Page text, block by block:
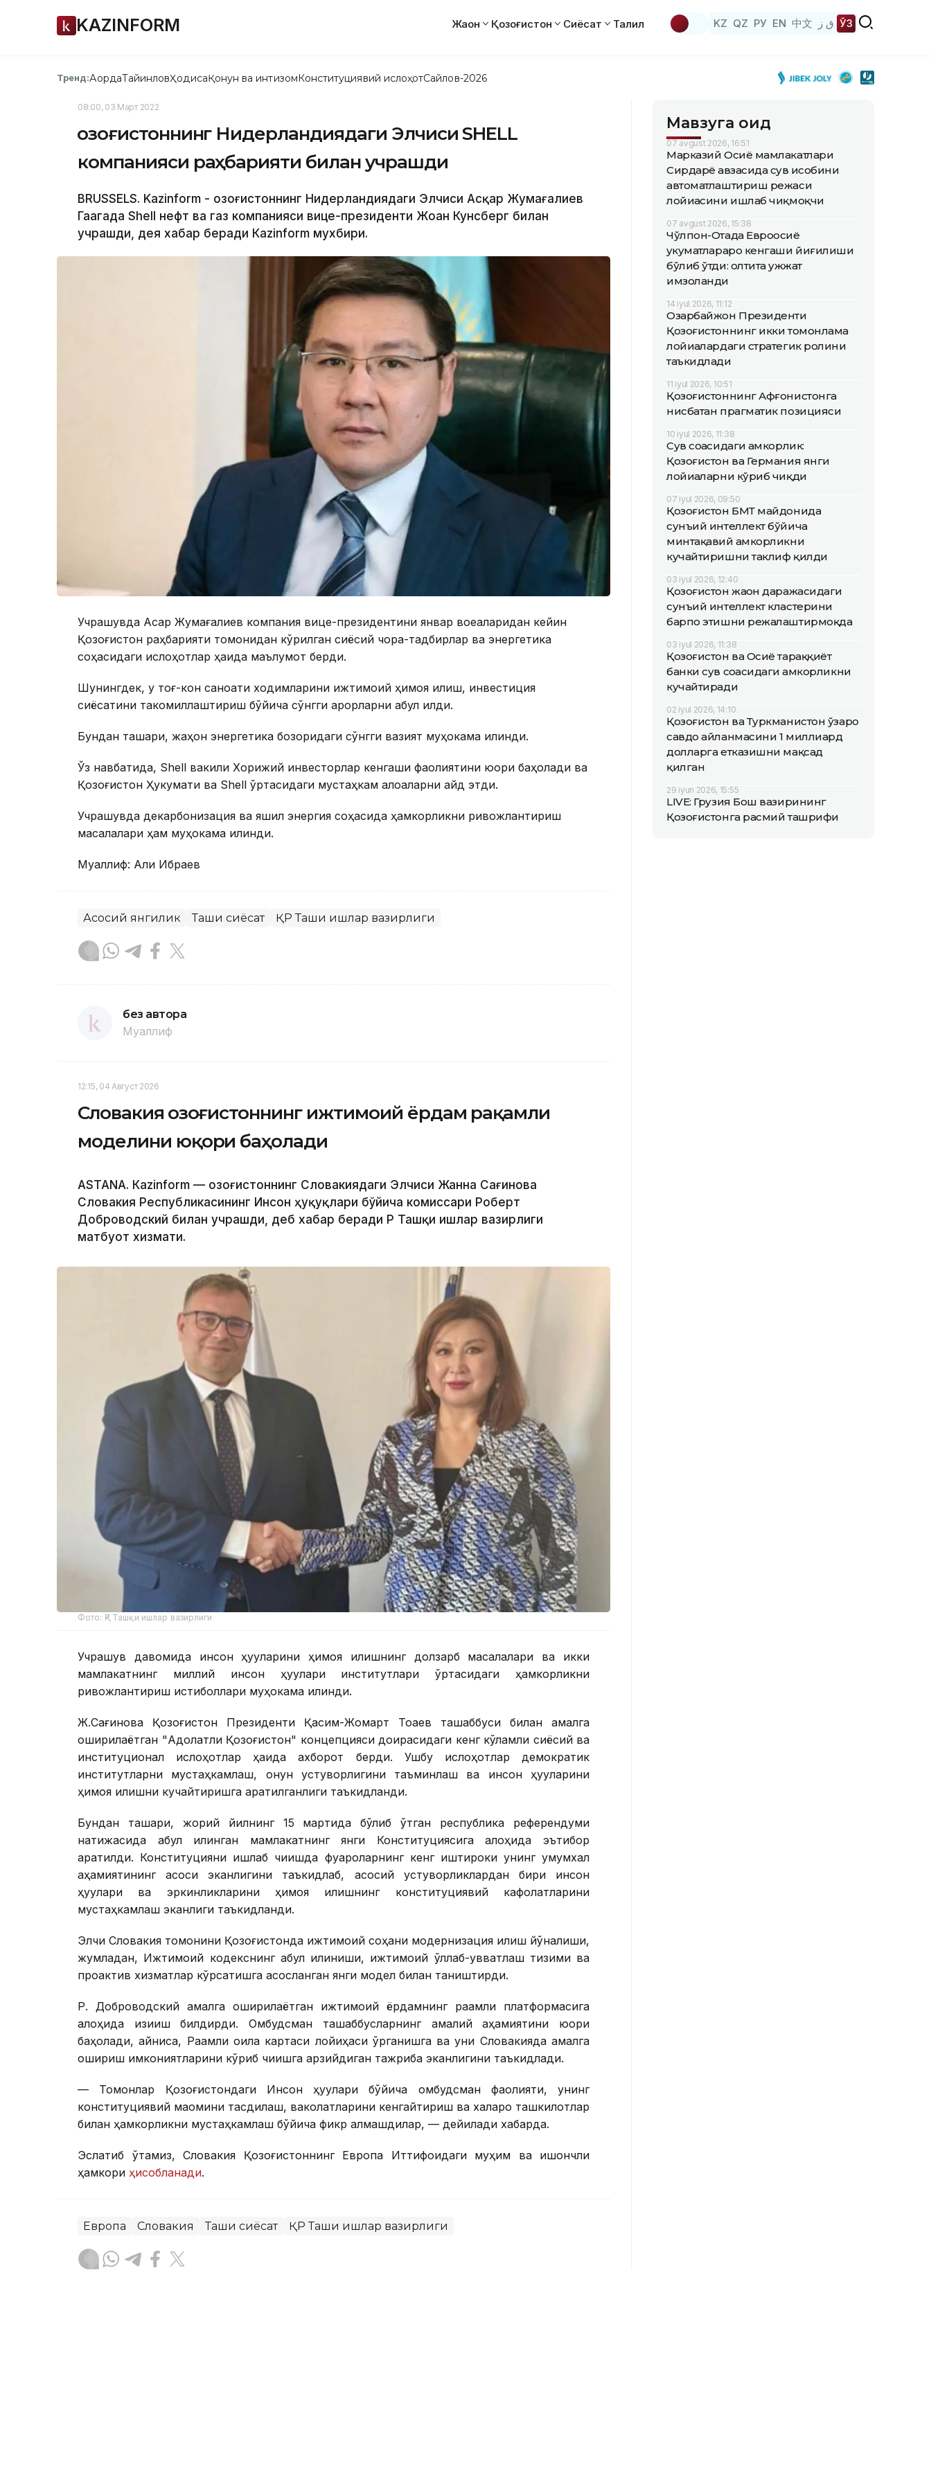
KAZINFORM Жаҳон Қозоғистон Сиёсат Таҳлил KZ QZ РУ EN 中文 ق ز ЎЗ
Тренд:АқордаТайинловҲодисаҚонун ва интизомКонституциявий ислоҳотСайлов-2026
08:00, 03 Март 2022
Қозоғистоннинг Нидерландиядаги Элчиси SHELL
компанияси раҳбарияти билан учрашди
BRUSSELS. Kazinform - Қозоғистоннинг Нидерландиядаги Элчиси Асқар Жумағалиев
Гаагада Shell нефт ва газ компанияси вице-президенти Жоан Кунсберг билан
учрашди, дея хабар беради Кazinform мухбири.
Учрашувда Асқар Жумағалиев компания вице-президентини январ воқеаларидан кейин
Қозоғистон раҳбарияти томонидан кўрилган сиёсий чора-тадбирлар ва энергетика
соҳасидаги ислоҳотлар ҳақида маълумот берди.
Шунингдек, у тоғ-кон саноати ходимларини ижтимоий ҳимоя қилиш, инвестиция
сиёсатини такомиллаштириш бўйича сўнгги қарорларни қабул қилди.
Бундан ташқари, жаҳон энергетика бозоридаги сўнгги вазият муҳокама қилинди.
Ўз навбатида, Shell вакили Хорижий инвесторлар кенгаши фаолиятини юқори баҳолади ва
Қозоғистон Ҳукумати ва Shell ўртасидаги мустаҳкам алоқаларни қайд этди.
Учрашувда декарбонизация ва яшил энергия соҳасида ҳамкорликни ривожлантириш
масалалари ҳам муҳокама қилинди.
Муаллиф: Али Ибраев
Асосий янгилик Ташқи сиёсат ҚР Ташқи ишлар вазирлиги
без автора
Муаллиф
12:15, 04 Август 2026
Словакия Қозоғистоннинг ижтимоий ёрдам рақамли
моделини юқори баҳолади
ASTANА. Кazinform — Қозоғистоннинг Словакиядаги Элчиси Жанна Сағинова
Словакия Республикасининг Инсон ҳуқуқлари бўйича комиссари Роберт
Доброводский билан учрашди, деб хабар беради ҚР Ташқи ишлар вазирлиги
матбуот хизмати.
Фото: ҚР Ташқи ишлар вазирлиги
Учрашув давомида инсон ҳуқуқларини ҳимоя қилишнинг долзарб масалалари ва икки
мамлакатнинг миллий инсон ҳуқуқлари институтлари ўртасидаги ҳамкорликни
ривожлантириш истиқболлари муҳокама қилинди.
Ж.Сағинова Қозоғистон Президенти Қасим-Жомарт Тоқаев ташаббуси билан амалга
оширилаётган "Адолатли Қозоғистон" концепцияси доирасидаги кенг кўламли сиёсий ва
институционал ислоҳотлар ҳақида ахборот берди. Ушбу ислоҳотлар демократик
институтларни мустаҳкамлаш, қонун устуворлигини таъминлаш ва инсон ҳуқуқларини
ҳимоя қилишни кучайтиришга қаратилганлиги таъкидланди.
Бундан ташқари, жорий йилнинг 15 мартида бўлиб ўтган республика референдуми
натижасида қабул қилинган мамлакатнинг янги Конституциясига алоҳида эътибор
қаратилди. Конституцияни ишлаб чиқишда фуқароларнинг кенг иштироки унинг умумхалқ
аҳамиятининг асоси эканлигини таъкидлаб, асосий устуворликлардан бири инсон
ҳуқуқлари ва эркинликларини ҳимоя қилишнинг конституциявий кафолатларини
мустаҳкамлаш эканлиги таъкидланди.
Элчи Словакия томонини Қозоғистонда ижтимоий соҳани модернизация қилиш йўналиши,
жумладан, Ижтимоий кодекснинг қабул қилиниши, ижтимоий қўллаб-қувватлаш тизими ва
проактив хизматлар кўрсатишга асосланган янги модел билан таништирди.
Р. Доброводский амалга оширилаётган ижтимоий ёрдамнинг рақамли платформасига
алоҳида қизиқиш билдирди. Омбудсман ташаббусларнинг амалий аҳамиятини юқори
баҳолади, айниқса, Рақамли оила картаси лойиҳаси ўрганишга ва уни Словакияда амалга
ошириш имкониятларини кўриб чиқишга арзийдиган тажриба эканлигини таъкидлади.
— Томонлар Қозоғистондаги Инсон ҳуқуқлари бўйича омбудсман фаолияти, унинг
конституциявий мақомини тасдиқлаш, ваколатларини кенгайтириш ва халқаро ташкилотлар
билан ҳамкорликни мустаҳкамлаш бўйича фикр алмашдилар, — дейилади хабарда.
Эслатиб ўтамиз, Словакия Қозоғистоннинг Европа Иттифоқидаги муҳим ва ишончли
ҳамкори ҳисобланади.
Европа Словакия Ташқи сиёсат ҚР Ташқи ишлар вазирлиги
Мавзуга оид
07 avgust 2026, 16:51
Марказий Осиё мамлакатлари
Сирдарё ҳавзасида сув ҳисобини
автоматлаштириш режаси
лойиҳасини ишлаб чиқмоқчи
07 avgust 2026, 15:38
Чўлпон-Отада Евроосиё
ҳукуматлараро кенгаши йиғилиши
бўлиб ўтди: олтита ҳужжат
имзоланди
14 iyul 2026, 11:12
Озарбайжон Президенти
Қозоғистоннинг икки томонлама
лойиҳалардаги стратегик ролини
таъкидлади
11 iyul 2026, 10:51
Қозоғистоннинг Афғонистонга
нисбатан прагматик позицияси
10 iyul 2026, 11:38
Сув соҳасидаги ҳамкорлик:
Қозоғистон ва Германия янги
лойиҳаларни кўриб чиқди
07 iyul 2026, 09:50
Қозоғистон БМТ майдонида
сунъий интеллект бўйича
минтақавий ҳамкорликни
кучайтиришни таклиф қилди
03 iyul 2026, 12:40
Қозоғистон жаҳон даражасидаги
сунъий интеллект кластерини
барпо этишни режалаштирмоқда
03 iyul 2026, 11:38
Қозоғистон ва Осиё тараққиёт
банки сув соҳасидаги ҳамкорликни
кучайтиради
02 iyul 2026, 14:10
Қозоғистон ва Туркманистон ўзаро
савдо айланмасини 1 миллиард
долларга етказишни мақсад
қилган
29 iyun 2026, 15:55
LIVE: Грузия Бош вазирининг
Қозоғистонга расмий ташрифи